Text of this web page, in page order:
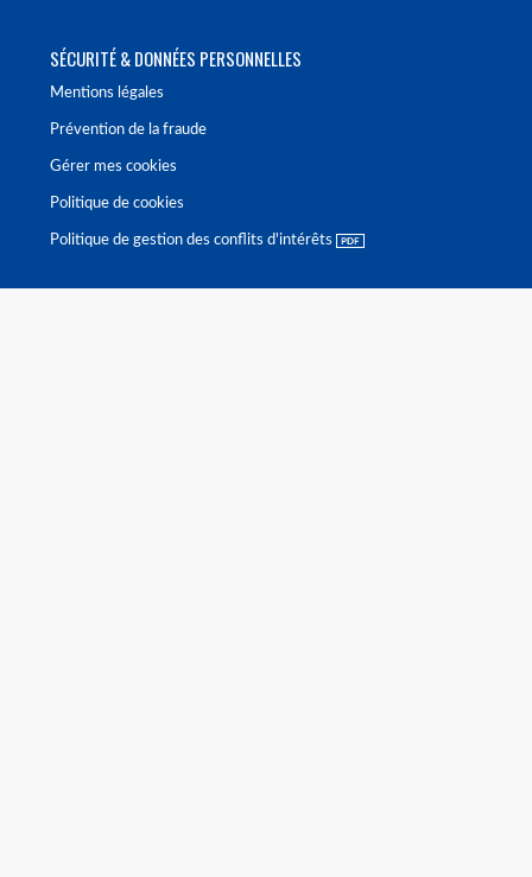
SÉCURITÉ & DONNÉES PERSONNELLES
Mentions légales
Prévention de la fraude
Gérer mes cookies
Politique de cookies
Politique de gestion des conflits d'intérêts